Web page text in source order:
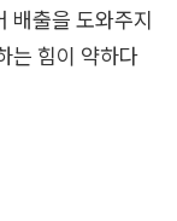
배출을 도와주지
는 힘이 약하다